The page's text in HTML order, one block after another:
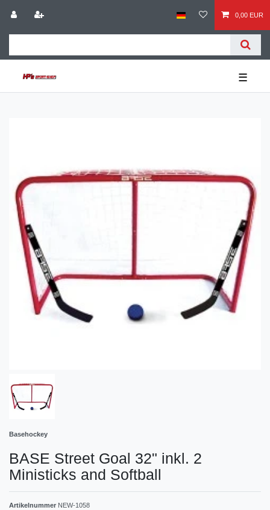
0,00 EUR
☰
Basehockey
BASE Street Goal 32" inkl. 2
Ministicks and Softball
Artikelnummer NEW-1058